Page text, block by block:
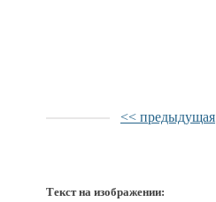
<< предыдущая
Текст на изображении: